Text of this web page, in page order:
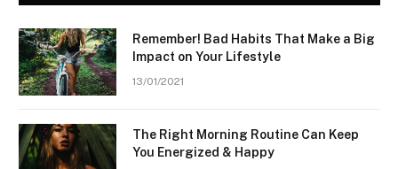
Remember! Bad Habits That Make a Big
Impact on Your Lifestyle
13/01/2021
The Right Morning Routine Can Keep
You Energized & Happy